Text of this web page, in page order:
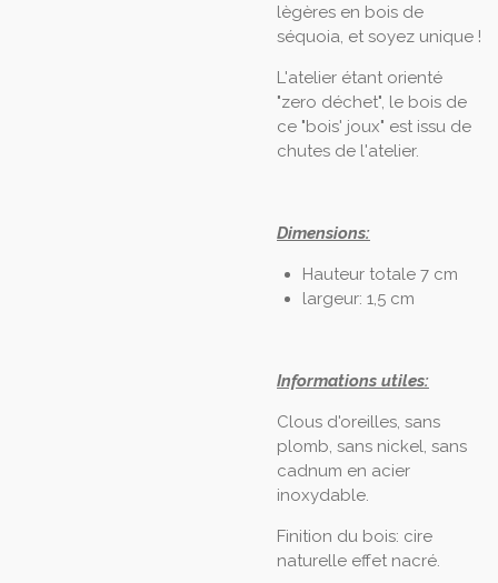
lègères en bois de
séquoia, et soyez unique !
L'atelier étant orienté
"zero déchet", le bois de
ce "bois' joux" est issu de
chutes de l'atelier.
Dimensions:
Hauteur totale 7 cm
largeur: 1,5 cm
Informations utiles:
Clous d'oreilles, sans
plomb, sans nickel, sans
cadnum en acier
inoxydable.
Finition du bois: cire
naturelle effet nacré.